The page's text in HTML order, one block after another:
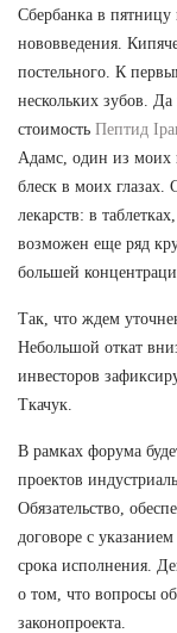
Сбербанка в
нововведения.
постельного. К
нескольких зубов.
стоимость Пептид
Адамс, один из моих
блеск в моих
лекарств: в
возможен еще ряд
большей
Так, что ждем
Небольшой откат
инвесторов
Ткачук.
В рамках форума
проектов
Обязательство,
договоре с
срока исполнения.
о том, что вопросы
законопроекта.